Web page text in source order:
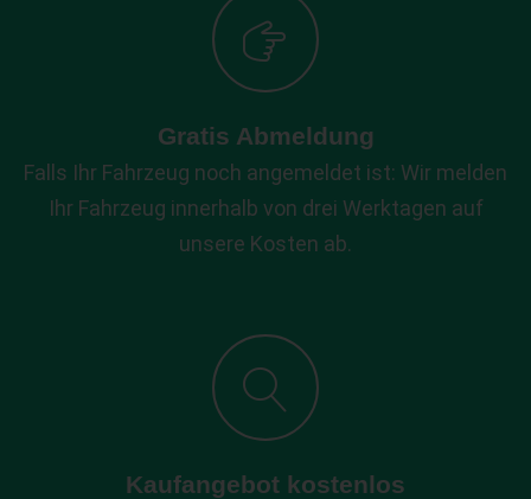
Gratis Abmeldung
Falls Ihr Fahrzeug noch angemeldet ist: Wir melden
Ihr Fahrzeug innerhalb von drei Werktagen auf
unsere Kosten ab.
Kaufangebot kostenlos